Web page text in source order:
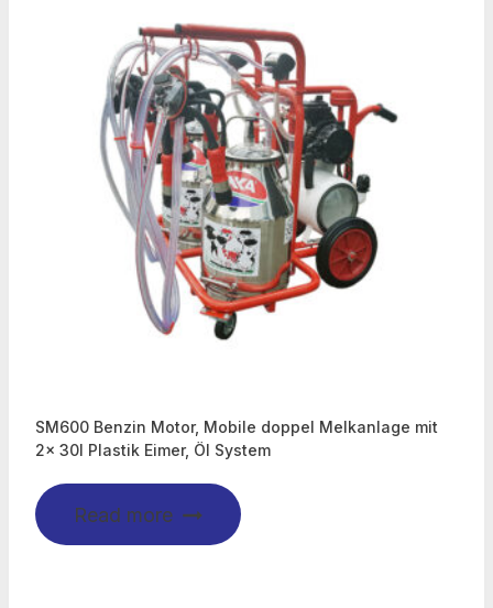
SM600 Benzin Motor, Mobile doppel Melkanlage mit
2x 30l Plastik Eimer, Öl System
Read more